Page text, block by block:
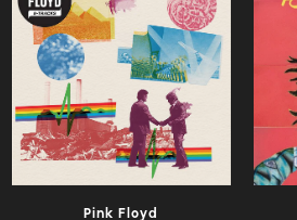
Pink Floyd